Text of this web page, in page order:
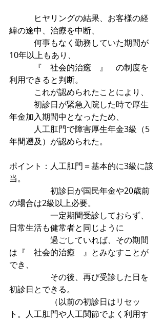
ヒヤリングの結果、お客様の経
緯の途中、治療を中断、
何事もなく勤務していた期間が
10年以上もあり、
『　社会的治癒　』　の制度を
利用できると判断。
これが認められたことにより、
初診日が緊急入院した時で厚生
年金加入期間中となったため、
人工肛門で障害厚生年金3級（5
年間遡及）が認められた。
ポイント：人工肛門＝基本的に3級に該
当。
初診日が国民年金や20歳前
の場合は2級以上必要。
一定期間受診しておらず、
日常生活も健常者と同じように
過ごしていれば、その期間
は『　社会的治癒　』とみなすことが
でき、
その後、再び受診した日を
初診日とできる。
（以前の初診日はリセッ
ト。人工肛門や人工関節でよく利用す